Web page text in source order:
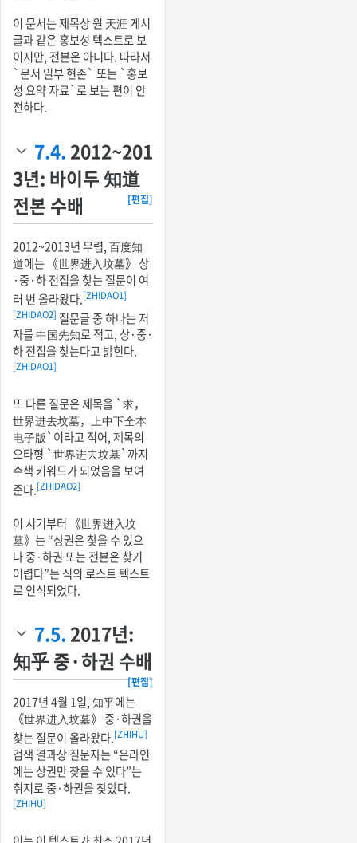
이 문서는 제목상 원 天涯 게시
글과 같은 홍보성 텍스트로 보
이지만, 전본은 아니다. 따라서
`문서 일부 현존` 또는 `홍보
성 요약 자료`로 보는 편이 안
전하다.
7.4. 2012~201
3년: 바이두 知道
전본 수배
[편집]
2012~2013년 무렵, 百度知
道에는 《世界进入坟墓》 상
·중·하 전집을 찾는 질문이 여
러 번 올라왔다.[ZHIDAO1]
[ZHIDAO2] 질문글 중 하나는 저
자를 中国先知로 적고, 상·중·
하 전집을 찾는다고 밝힌다.
[ZHIDAO1]
또 다른 질문은 제목을 `求，
世界进去坟墓，上中下全本
电子版`이라고 적어, 제목의
오타형 `世界进去坟墓`까지
수색 키워드가 되었음을 보여
준다.[ZHIDAO2]
이 시기부터 《世界进入坟
墓》는 “상권은 찾을 수 있으
나 중·하권 또는 전본은 찾기
어렵다”는 식의 로스트 텍스트
로 인식되었다.
7.5. 2017년:
知乎 중·하권 수배
[편집]
2017년 4월 1일, 知乎에는
《世界进入坟墓》 중·하권을
찾는 질문이 올라왔다.[ZHIHU]
검색 결과상 질문자는 “온라인
에는 상권만 찾을 수 있다”는
취지로 중·하권을 찾았다.
[ZHIHU]